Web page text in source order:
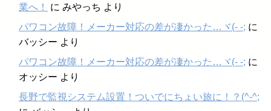
業へ！
に みやっち より
パワコン故障！メーカー対応の差が凄かった…ヾ(- -; に
バッシー より
パワコン故障！メーカー対応の差が凄かった…ヾ(- -; に
オッシー より
長野で監視システム設置！ついでにちょい旅に！？(^-^;